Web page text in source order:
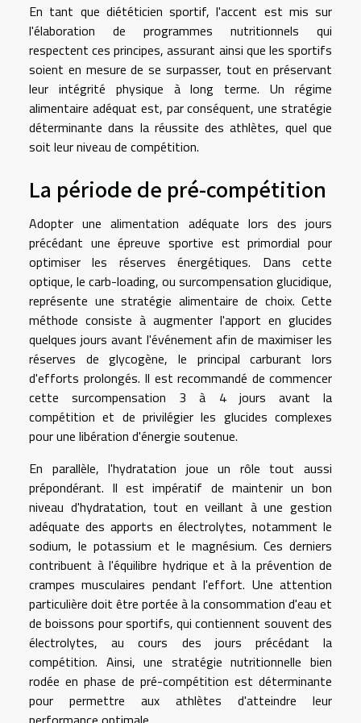
En tant que diététicien sportif, l'accent est mis sur
l'élaboration de programmes nutritionnels qui
respectent ces principes, assurant ainsi que les sportifs
soient en mesure de se surpasser, tout en préservant
leur intégrité physique à long terme. Un régime
alimentaire adéquat est, par conséquent, une stratégie
déterminante dans la réussite des athlètes, quel que
soit leur niveau de compétition.
La période de pré-compétition
Adopter une alimentation adéquate lors des jours
précédant une épreuve sportive est primordial pour
optimiser les réserves énergétiques. Dans cette
optique, le carb-loading, ou surcompensation glucidique,
représente une stratégie alimentaire de choix. Cette
méthode consiste à augmenter l'apport en glucides
quelques jours avant l'événement afin de maximiser les
réserves de glycogène, le principal carburant lors
d'efforts prolongés. Il est recommandé de commencer
cette surcompensation 3 à 4 jours avant la
compétition et de privilégier les glucides complexes
pour une libération d'énergie soutenue.
En parallèle, l'hydratation joue un rôle tout aussi
prépondérant. Il est impératif de maintenir un bon
niveau d'hydratation, tout en veillant à une gestion
adéquate des apports en électrolytes, notamment le
sodium, le potassium et le magnésium. Ces derniers
contribuent à l'équilibre hydrique et à la prévention de
crampes musculaires pendant l'effort. Une attention
particulière doit être portée à la consommation d'eau et
de boissons pour sportifs, qui contiennent souvent des
électrolytes, au cours des jours précédant la
compétition. Ainsi, une stratégie nutritionnelle bien
rodée en phase de pré-compétition est déterminante
pour permettre aux athlètes d'atteindre leur